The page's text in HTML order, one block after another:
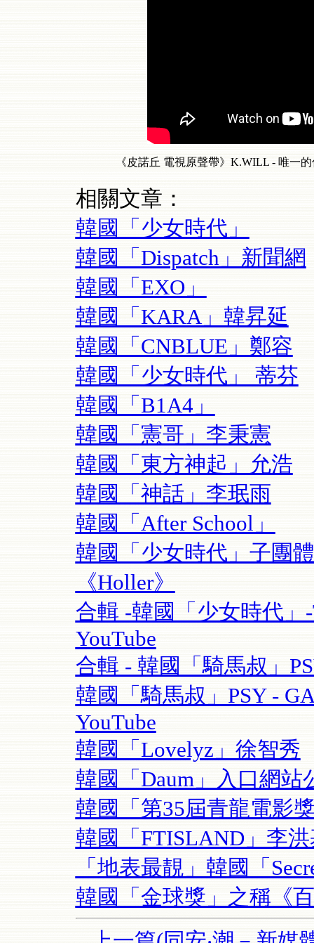
《皮諾丘 電視原聲帶》K.WILL - 唯一
相關文章：
韓國「少女時代」
韓國「Dispatch」新聞網
韓國「EXO」
韓國「KARA」韓昇延
韓國「CNBLUE」鄭容
韓國「少女時代」 蒂芬
韓國「B1A4」
韓國「憲哥」李秉憲
韓國「東方神起」允浩
韓國「神話」李珉雨
韓國「After School」
韓國「少女時代」子團
《Holler》
合輯 -韓國「少女時代」
YouTube
合輯 - 韓國「騎馬叔」
韓國「騎馬叔」PSY -
YouTube
韓國「Lovelyz」徐智秀
韓國「Daum」入口網站
韓國「第35屆青龍電影
韓國「FTISLAND」李
「地表最靚」韓國「
韓國「金球獎」之稱《